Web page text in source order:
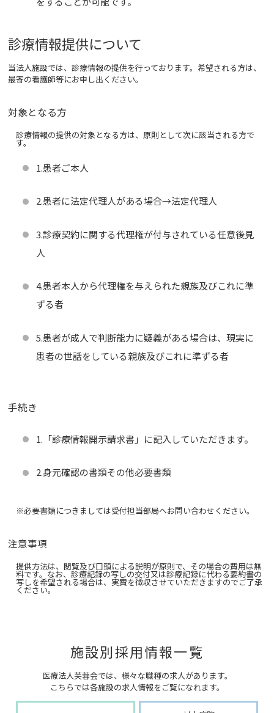
診療情報提供について
当法人施設では、診療情報の提供を行っております。希望される方は、
最寄の看護師等にお申し出ください。
対象となる方
診療情報の提供の対象となる方は、原則として次に該当される方で
す。
1.患者ご本人
2.患者に法定代理人がある場合→法定代理人
3.診療契約に関する代理権が付与されている任意後見
人
4.患者本人から代理権を与えられた親族及びこれに準
ずる者
5.患者が成人で判断能力に疑義がある場合は、現実に
患者の世話をしている親族及びこれに準ずる者
手続き
1.「診療情報開示請求書」に記入していただきます。
2.身元確認の書類その他必要書類
※必要書類につきましては受付担当部局へお問い合わせください。
注意事項
提供方法は、閲覧及び口頭による説明が原則で、その場合の費用は無
料です。なお、診療記録の写しの交付又は診療記録に代わる要約書の
写しを希望される場合は、実費を徴収させていただきますのでご了承
ください。
施設別採用情報一覧
医療法人芙蓉会では、様々な職種の求人があります。
こちらでは各施設の求人情報をご覧になれます。